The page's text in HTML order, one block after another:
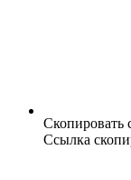
Скопировать
Ссылка